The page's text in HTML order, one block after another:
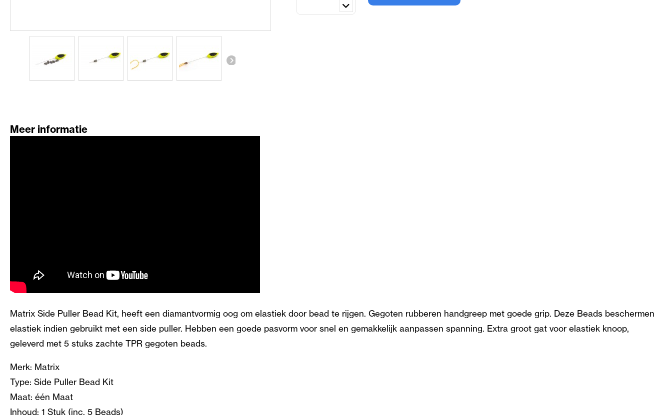
Meer informatie
Matrix Side Puller Bead Kit, heeft een diamantvormig oog om elastiek door bead te rijgen. Gegoten rubberen handgreep met goede grip. Deze Beads beschermen
elastiek indien gebruikt met een side puller. Hebben een goede pasvorm voor snel en gemakkelijk aanpassen spanning. Extra groot gat voor elastiek knoop,
geleverd met 5 stuks zachte TPR gegoten beads.
Merk: Matrix
Type: Side Puller Bead Kit
Maat: één Maat
Inhoud: 1 Stuk (inc. 5 Beads)